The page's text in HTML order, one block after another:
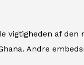
vigtigheden af den
Andre